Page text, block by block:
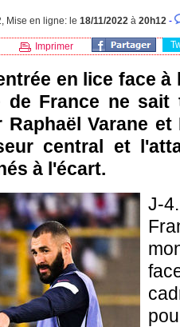
Mise en ligne: le 18/11/2022 à 20h12 -
Imprimer
en lice face à
de France ne
Varane et
central et
à l'écart.
J-